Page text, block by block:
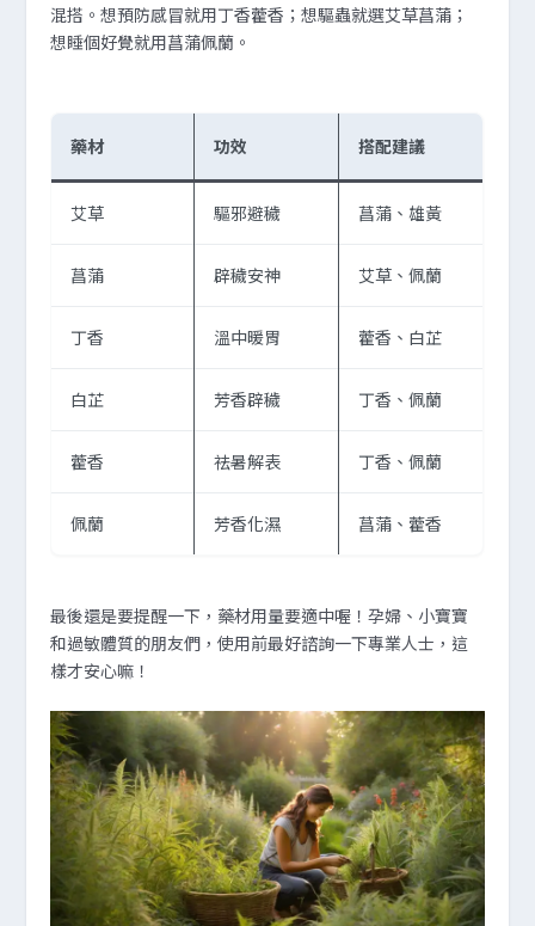
混搭。想預防感冒就用丁香藿香；想驅蟲就選艾草菖蒲；
想睡個好覺就用菖蒲佩蘭。
藥材 功效 搭配建議
艾草 驅邪避穢 菖蒲、雄黃
菖蒲 辟穢安神 艾草、佩蘭
丁香 溫中暖胃 藿香、白芷
白芷 芳香辟穢 丁香、佩蘭
藿香 祛暑解表 丁香、佩蘭
佩蘭 芳香化濕 菖蒲、藿香
最後還是要提醒一下，藥材用量要適中喔！孕婦、小寶寶
和過敏體質的朋友們，使用前最好諮詢一下專業人士，這
樣才安心嘛！